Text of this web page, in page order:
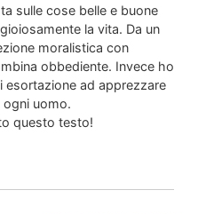
sulle cose belle e buone
la vita. Da un
moralistica con
obbediente. Invece ho
ad apprezzare
ogni uomo.
questo testo!